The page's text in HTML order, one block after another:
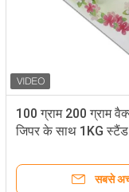
100 ग्राम 200 ग्राम
जिपर के साथ 1KG
सबसे